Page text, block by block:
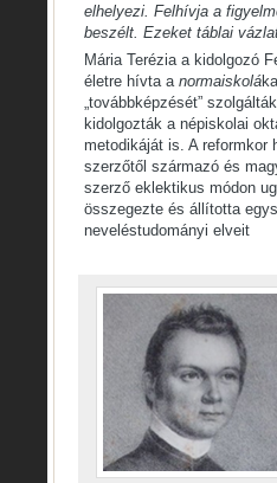
elhelyezi. Felhívja a
beszélt. Ezeket táblai
Mária Terézia a kidolgozó
életre hívta a normaiskolá
„továbbképzését”
kidolgozták a népiskolai
metodikáját is. A reformkor
szerzőtől származó és
szerző eklektikus módon
összegezte és állította
neveléstudományi elveit